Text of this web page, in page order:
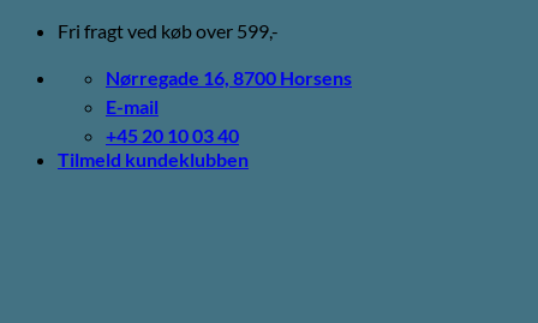
Fortsæt
indhold
Fri fragt ved køb over 599,-
Nørregade 16, 8700 Horsens
E-mail
+45 20 10 03 40
Tilmeld kundeklubben